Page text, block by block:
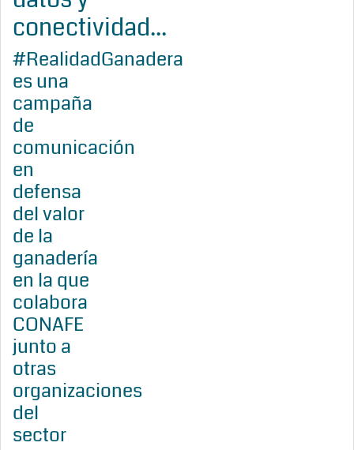
conectividad...
#RealidadGanadera
es una
campaña
de
comunicación
en
defensa
del valor
de la
ganadería
en la que
colabora
CONAFE
junto a
otras
organizaciones
del
sector